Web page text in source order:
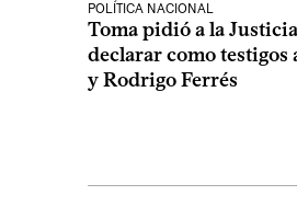
POLÍTICA NACIONAL
Toma pidió a la
declarar como testigos
y Rodrigo Ferrés